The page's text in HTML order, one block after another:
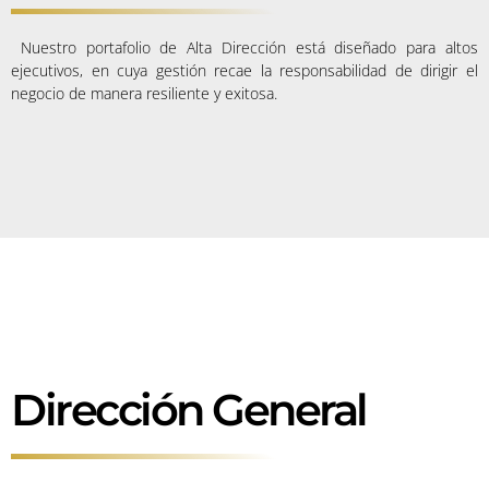
Nuestro portafolio de Alta Dirección está diseñado para altos
ejecutivos, en cuya gestión recae la responsabilidad de dirigir el
negocio de manera resiliente y exitosa.
Dirección General